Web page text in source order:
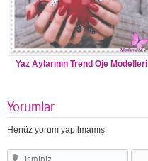
Yaz Aylarının Trend Oje Modelleri
Yorumlar
Henüz yorum yapılmamış.